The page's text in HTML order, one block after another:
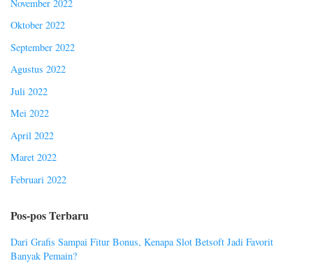
November 2022
Oktober 2022
September 2022
Agustus 2022
Juli 2022
Mei 2022
April 2022
Maret 2022
Februari 2022
Pos-pos Terbaru
Dari Grafis Sampai Fitur Bonus, Kenapa Slot Betsoft Jadi Favorit
Banyak Pemain?